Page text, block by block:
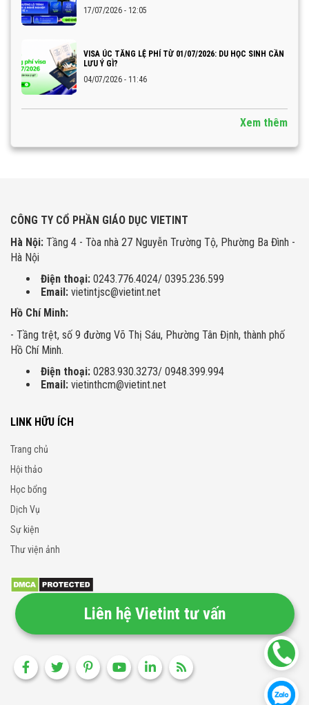
17/07/2026 - 12:05
VISA ÚC TĂNG LỆ PHÍ TỪ 01/07/2026: DU HỌC SINH CẦN
LƯU Ý GÌ?
04/07/2026 - 11:46
Xem thêm
CÔNG TY CỔ PHẦN GIÁO DỤC VIETINT
Hà Nội: Tầng 4 - Tòa nhà 27 Nguyễn Trường Tộ, Phường Ba Đình -
Hà Nội
Điện thoại: 0243.776.4024/ 0395.236.599
Email: vietintjsc@vietint.net
Hồ Chí Minh:
- Tầng trệt, số 9 đường Võ Thị Sáu, Phường Tân Định, thành phố
Hồ Chí Minh.
Điện thoại: 0283.930.3273/ 0948.399.994
Email: vietinthcm@vietint.net
LINK HỮU ÍCH
Trang chủ
Hội thảo
Học bổng
Dịch Vụ
Sự kiện
Thư viện ảnh
Liên hệ Vietint tư vấn